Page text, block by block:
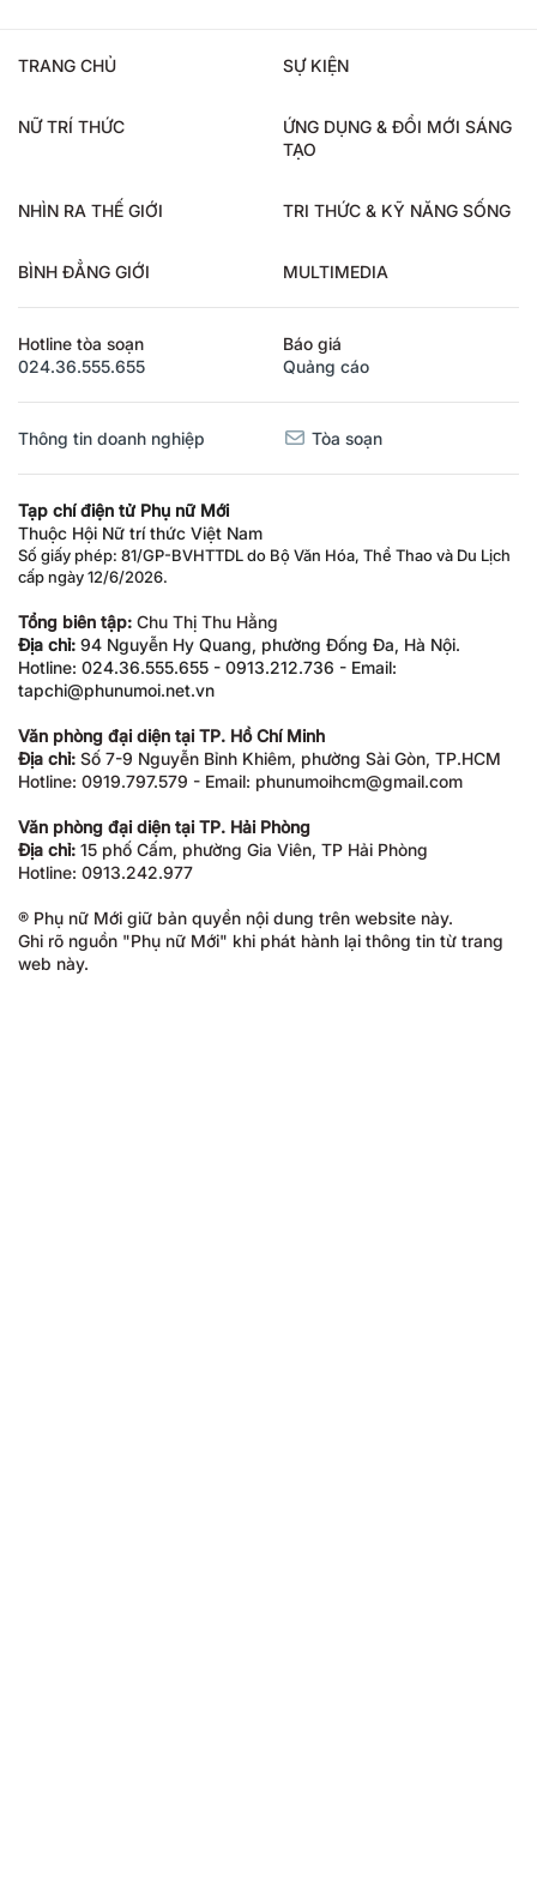
TRANG CHỦ SỰ KIỆN
NỮ TRÍ THỨC
ỨNG DỤNG & ĐỔI MỚI SÁNG
TẠO
NHÌN RA THẾ GIỚI TRI THỨC & KỸ NĂNG SỐNG
BÌNH ĐẲNG GIỚI MULTIMEDIA
Hotline tòa soạn
024.36.555.655
Báo giá
Quảng cáo
Thông tin doanh nghiệp Tòa soạn
Tạp chí điện tử Phụ nữ Mới
Thuộc Hội Nữ trí thức Việt Nam
Số giấy phép: 81/GP-BVHTTDL do Bộ Văn Hóa, Thể Thao và Du Lịch
cấp ngày 12/6/2026.
Tổng biên tập: Chu Thị Thu Hằng
Địa chỉ: 94 Nguyễn Hy Quang, phường Đống Đa, Hà Nội.
Hotline: 024.36.555.655 - 0913.212.736 - Email:
tapchi@phunumoi.net.vn
Văn phòng đại diện tại TP. Hồ Chí Minh
Địa chỉ: Số 7-9 Nguyễn Bỉnh Khiêm, phường Sài Gòn, TP.HCM
Hotline: 0919.797.579 - Email: phunumoihcm@gmail.com
Văn phòng đại diện tại TP. Hải Phòng
Địa chỉ: 15 phố Cấm, phường Gia Viên, TP Hải Phòng
Hotline: 0913.242.977
® Phụ nữ Mới giữ bản quyền nội dung trên website này.
Ghi rõ nguồn "Phụ nữ Mới" khi phát hành lại thông tin từ trang
web này.